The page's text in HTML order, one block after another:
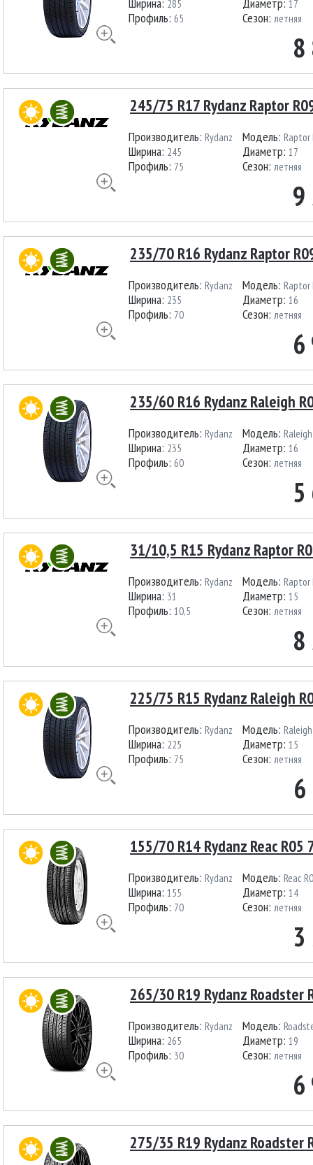
285
Профиль: 65
17
Сезон: летняя
245/75 R17 Rydanz Raptor
Производитель: Rydanz
Ширина: 245
Профиль: 75
Модель: Raptor
Диаметр: 17
Сезон: летняя
235/70 R16 Rydanz Raptor
Производитель: Rydanz
Ширина: 235
Профиль: 70
Модель: Raptor
Диаметр: 16
Сезон: летняя
235/60 R16 Rydanz Raleigh
Производитель: Rydanz
Ширина: 235
Профиль: 60
Модель:
Диаметр: 16
Сезон: летняя
31/10,5 R15 Rydanz Raptor
Производитель: Rydanz
Ширина: 31
Профиль: 10,5
Модель: Raptor
Диаметр: 15
Сезон: летняя
225/75 R15 Rydanz Raleigh
Производитель: Rydanz
Ширина: 225
Профиль: 75
Модель:
Диаметр: 15
Сезон: летняя
155/70 R14 Rydanz Reac R05
Производитель: Rydanz
Ширина: 155
Профиль: 70
Модель: Reac
Диаметр: 14
Сезон: летняя
265/30 R19 Rydanz Roadster
Производитель: Rydanz
Ширина: 265
Профиль: 30
Модель:
Диаметр: 19
Сезон: летняя
275/35 R19 Rydanz Roadster